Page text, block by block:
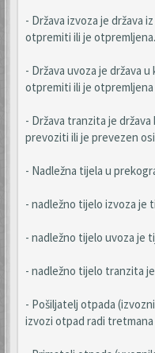
- Država izvoza je država
otpremiti ili je otpremljena.
- Država uvoza je država
otpremiti ili je
- Država tranzita je
prevoziti ili je prevezen
- Nadležna tijela u
- nadležno tijelo izvoza je
- nadležno tijelo uvoza je
- nadležno tijelo tranzita
- Pošiljatelj otpada
izvozi otpad radi tretmana